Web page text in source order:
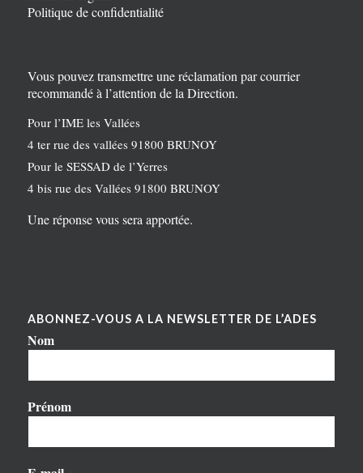
Politique de confidentialité
Vous pouvez transmettre une réclamation par courrier
recommandé à l’attention de la Direction.
Pour l’IME les Vallées
4 ter rue des vallées 91800 BRUNOY
Pour le SESSAD de l’Yerres
4 bis rue des Vallées 91800 BRUNOY
Une réponse vous sera apportée.
ABONNEZ-VOUS A LA NEWSLETTER DE L’ADES
Nom
Prénom